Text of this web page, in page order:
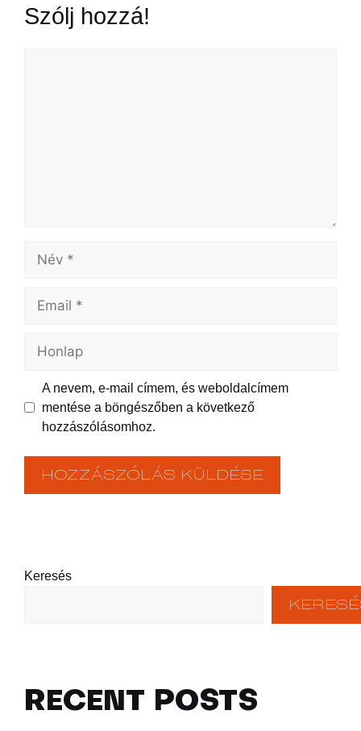
Szólj hozzá!
A nevem, e-mail címem, és weboldalcímem
mentése a böngészőben a következő
hozzászólásomhoz.
Keresés
RECENT POSTS